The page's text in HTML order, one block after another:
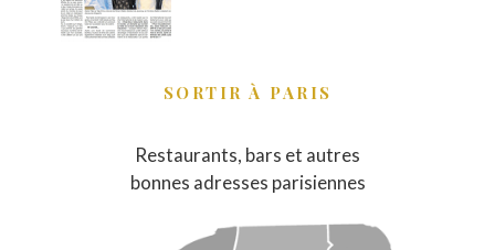
SORTIR À PARIS
Restaurants, bars et autres
bonnes adresses parisiennes